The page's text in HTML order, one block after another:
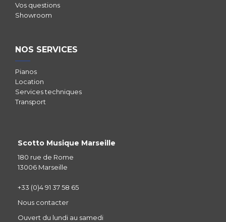
Vos questions
Showroom
NOS SERVICES
Pianos
Location
Services techniques
Transport
Scotto Musique Marseille
180 rue de Rome
13006 Marseille
+33 (0)4 91 37 58 65
Nous contacter
Ouvert du lundi au samedi